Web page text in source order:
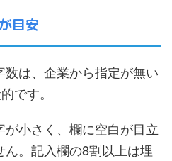
目安
は、企業から指定が無い
です。
小さく、欄に空白が目立
。記入欄の8割以上は埋